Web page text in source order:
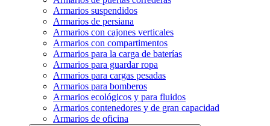
Armarios suspendidos
Armarios de persiana
Armarios con cajones verticales
Armarios con compartimentos
Armarios para la carga de baterías
Armarios para guardar ropa
Armarios para cargas pesadas
Armarios para bomberos
Armarios ecológicos y para fluidos
Armarios contenedores y de gran capacidad
Armarios de oficina